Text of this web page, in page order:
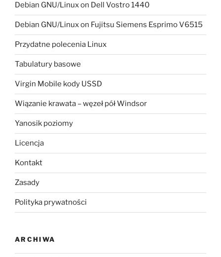
Debian GNU/Linux on Dell Vostro 1440
Debian GNU/Linux on Fujitsu Siemens Esprimo V6515
Przydatne polecenia Linux
Tabulatury basowe
Virgin Mobile kody USSD
Wiązanie krawata – węzeł pół Windsor
Yanosik poziomy
Licencja
Kontakt
Zasady
Polityka prywatności
ARCHIWA